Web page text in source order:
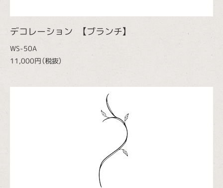
デコレーション 【ブランチ】
WS-50A
11,000円（税抜）